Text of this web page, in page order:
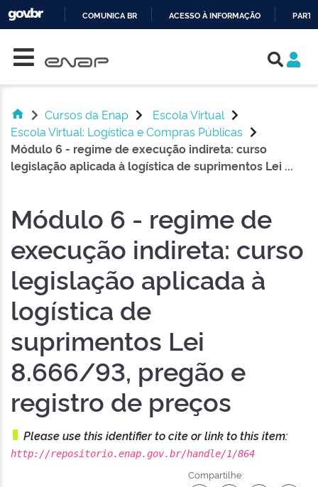
COMUNICA BR ACESSO À INFORMAÇÃO
Cursos da Enap
Escola Virtual
Escola Virtual: Logística e Compras Públicas
Módulo 6 - regime de execução indireta: curso
legislação aplicada à logística de suprimentos Lei ...
Módulo 6 - regime de
execução indireta: curso
legislação aplicada à
logística de
suprimentos Lei
8.666/93, pregão e
registro de preços
Please use this identifier to cite or link to this item:
http://repositorio.enap.gov.br/handle/1/864
Compartilhe: